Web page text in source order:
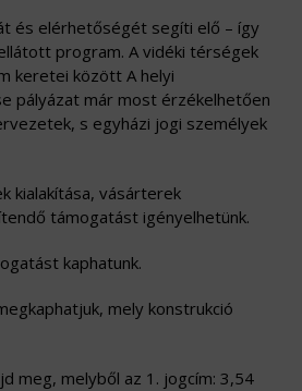
és elérhetőségét segíti elő – így
program. A vidéki térségek
keretei között A helyi
pályázat már most érzékelhetően
s egyházi jogi személyek
kialakítása, vásárterek
támogatást igényelhetünk.
kaphatunk.
mely konstrukció
meg, melyből az 1. jogcím: 3,54